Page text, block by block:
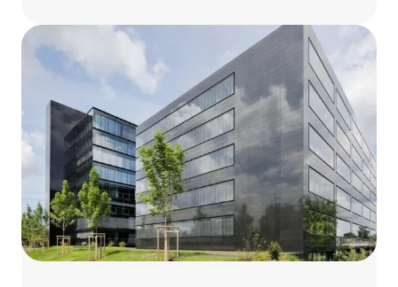
intern als extern, en is essentieel voor ons
blijvende commerciële succes.